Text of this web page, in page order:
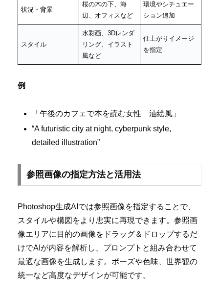
状況・背景
桜の木の下、海
辺、オフィスなど
環境やシチュエー
ション追加
スタイル
水彩画、3Dレンダ
リング、イラスト
風など
仕上がりイメージ
を指定
例
「午後のカフェで本を読む女性 油絵風」
“A futuristic city at night, cyberpunk style,
detailed illustration”
参照画像の指定方法と活用法
Photoshop生成AIでは参照画像を指定することで、
スタイルや構図をより忠実に再現できます。参照画
像エリアに目的の画像をドラッグ＆ドロップするだ
けでAIが内容を解析し、プロンプトと組み合わせて
最適な画像を生成します。ポーズや色味、世界観の
統一など高度なデザインが可能です。